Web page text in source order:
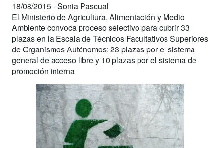
18/08/2015 -Sonia Pascual
El Ministerio de Agricultura, Alimentación y Medio
Ambiente convoca proceso selectivo para cubrir 33
plazas en la Escala de Técnicos Facultativos Superiores
de Organismos Autónomos: 23 plazas por el sistema
general de acceso libre y 10 plazas por el sistema de
promoción interna